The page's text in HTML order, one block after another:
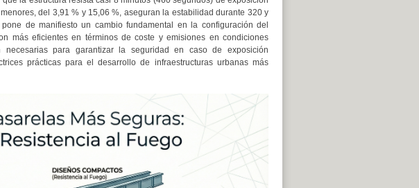
del 3,91 % y 15,06 %, aseguran la estabilidad durante 320 y
de manifiesto un cambio fundamental en la configuración del
más eficientes en términos de coste y emisiones en condiciones
necesarias para garantizar la seguridad en caso de exposición
prácticas para el desarrollo de infraestructuras urbanas más